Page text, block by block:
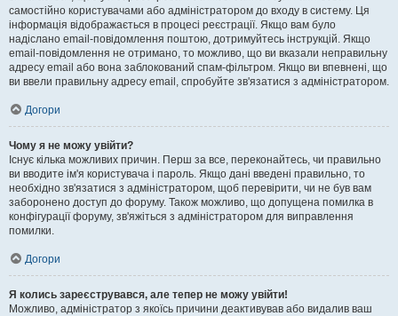
самостійно користувачами або адміністратором до входу в систему. Ця
інформація відображається в процесі реєстрації. Якщо вам було
надіслано email-повідомлення поштою, дотримуйтесь інструкцій. Якщо
email-повідомлення не отримано, то можливо, що ви вказали неправильну
адресу email або вона заблокований спам-фільтром. Якщо ви впевнені, що
ви ввели правильну адресу email, спробуйте зв'язатися з адміністратором.
Догори
Чому я не можу увійти?
Існує кілька можливих причин. Перш за все, переконайтесь, чи правильно
ви вводите ім'я користувача і пароль. Якщо дані введені правильно, то
необхідно зв'язатися з адміністратором, щоб перевірити, чи не був вам
заборонено доступ до форуму. Також можливо, що допущена помилка в
конфігурації форуму, зв'яжіться з адміністратором для виправлення
помилки.
Догори
Я колись зареєструвався, але тепер не можу увійти!
Можливо, адміністратор з якоїсь причини деактивував або видалив ваш